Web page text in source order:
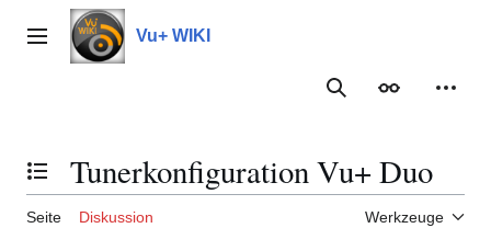
Inhalt
springenHauptmenü Vu+ WIKI
Suche
Inhaltsverzeichnis umschalten
Tunerkonfiguration Vu+ Duo
Seite Diskussion Werkzeuge